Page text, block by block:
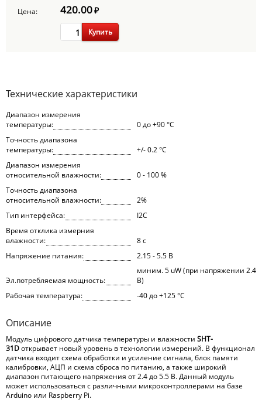
Цена:
420.00₽
Купить
Технические характеристики
Диапазон измерения
температуры:
0 до +90 °C
Точность диапазона
температуры:
+/- 0.2 °C
Диапазон измерения
относительной влажности:
0 - 100 %
Точность диапазона
относительной влажности:
2%
Тип интерфейса:
I2C
Время отклика измерния
влажности:
8 с
Напряжение питания:
2.15 - 5.5 В
Эл.потребляемая мощность:
миним. 5 uW (при напряжении 2.4
В)
Рабочая температура:
-40 до +125 °C
Описание
Модуль цифрового датчика температуры и влажности SHT-
31Dоткрывает новый уровень в технологии измерений. В функционал
датчика входит схема обработки и усиление сигнала, блок памяти
калибровки, АЦП и схема сброса по питанию, а также широкий
диапазон питающего напряжения от 2.4 до 5.5 В. Данный модуль
может использоваться с различными микроконтроллерами на базе
Arduino или Raspberry Pi.